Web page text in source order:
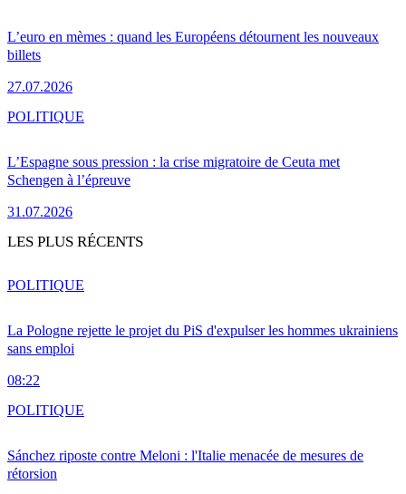
L’euro en mèmes : quand les Européens détournent les nouveaux
billets
27.07.2026
L’Espagne sous pression : la crise migratoire de Ceuta met
Schengen à l’épreuve
31.07.2026
POLITIQUE
LES PLUS RÉCENTS
La Pologne rejette le projet du PiS d'expulser les hommes ukrainiens
sans emploi
08:22
POLITIQUE
Sánchez riposte contre Meloni : l'Italie menacée de mesures de
rétorsion
POLITIQUE